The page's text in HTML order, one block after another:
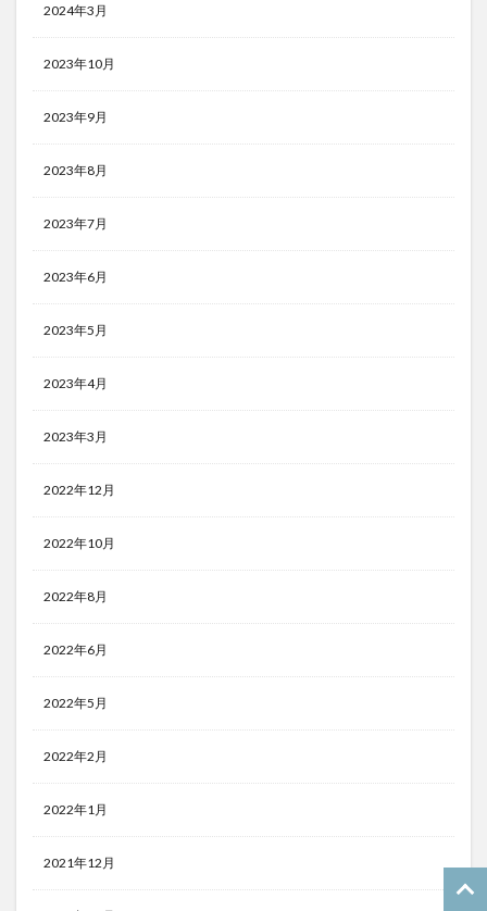
2024年3月
2023年10月
2023年9月
2023年8月
2023年7月
2023年6月
2023年5月
2023年4月
2023年3月
2022年12月
2022年10月
2022年8月
2022年6月
2022年5月
2022年2月
2022年1月
2021年12月